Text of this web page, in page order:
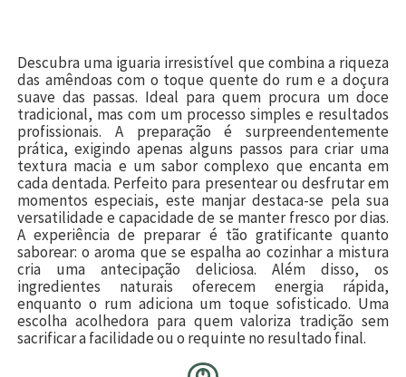
Descubra uma iguaria irresistível que combina a riqueza
das amêndoas com o toque quente do rum e a doçura
suave das passas. Ideal para quem procura um doce
tradicional, mas com um processo simples e resultados
profissionais. A preparação é surpreendentemente
prática, exigindo apenas alguns passos para criar uma
textura macia e um sabor complexo que encanta em
cada dentada. Perfeito para presentear ou desfrutar em
momentos especiais, este manjar destaca-se pela sua
versatilidade e capacidade de se manter fresco por dias.
A experiência de preparar é tão gratificante quanto
saborear: o aroma que se espalha ao cozinhar a mistura
cria uma antecipação deliciosa. Além disso, os
ingredientes naturais oferecem energia rápida,
enquanto o rum adiciona um toque sofisticado. Uma
escolha acolhedora para quem valoriza tradição sem
sacrificar a facilidade ou o requinte no resultado final.